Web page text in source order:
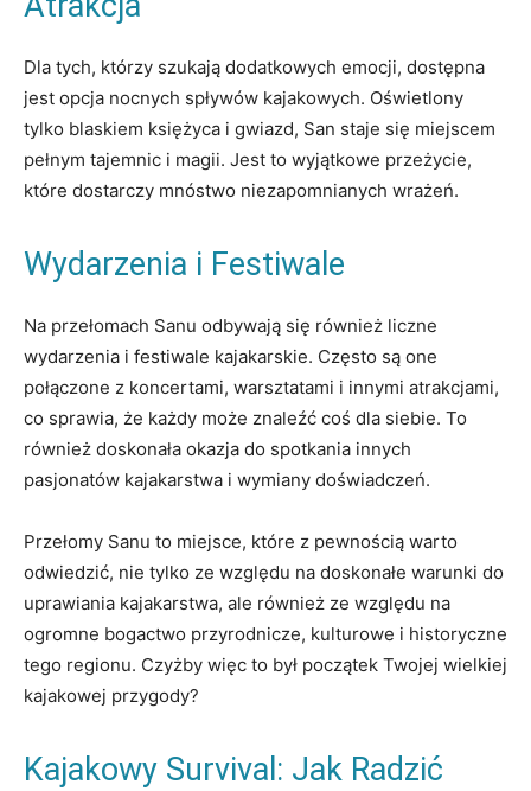
Dla tych, którzy szukają dodatkowych emocji, dostępna
jest opcja nocnych spływów kajakowych. Oświetlony
tylko blaskiem księżyca i gwiazd, San staje się miejscem
pełnym tajemnic i magii. Jest to wyjątkowe przeżycie,
które dostarczy mnóstwo niezapomnianych wrażeń.
Wydarzenia i Festiwale
Na przełomach Sanu odbywają się również liczne
wydarzenia i festiwale kajakarskie. Często są one
połączone z koncertami, warsztatami i innymi atrakcjami,
co sprawia, że każdy może znaleźć coś dla siebie. To
również doskonała okazja do spotkania innych
pasjonatów kajakarstwa i wymiany doświadczeń.
Przełomy Sanu to miejsce, które z pewnością warto
odwiedzić, nie tylko ze względu na doskonałe warunki do
uprawiania kajakarstwa, ale również ze względu na
ogromne bogactwo przyrodnicze, kulturowe i historyczne
tego regionu. Czyżby więc to był początek Twojej wielkiej
kajakowej przygody?
Kajakowy Survival: Jak Radzić